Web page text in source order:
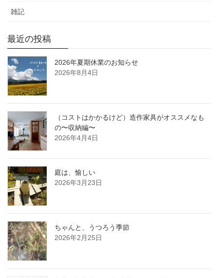
雑記
最近の投稿
2026年夏期休業のお知らせ
2026年8月4日
（コストはかかるけど）造作家具がオススメなも
の〜収納編〜
2026年4月4日
庭は、愉しい
2026年3月23日
ちゃんと、うつろう季節
2026年2月25日